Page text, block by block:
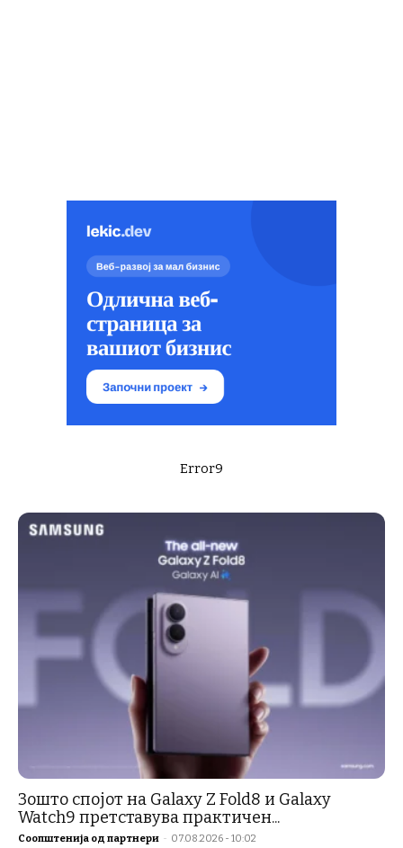
Error9
Зошто спојот на Galaxy Z Fold8 и Galaxy
Watch9 претставува практичен...
Соопштенија од партнери - 07.08.2026 - 10:02